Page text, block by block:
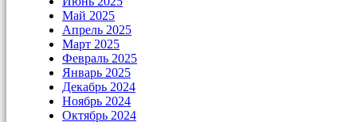
Май 2025
Апрель 2025
Март 2025
Февраль 2025
Январь 2025
Декабрь 2024
Ноябрь 2024
Октябрь 2024